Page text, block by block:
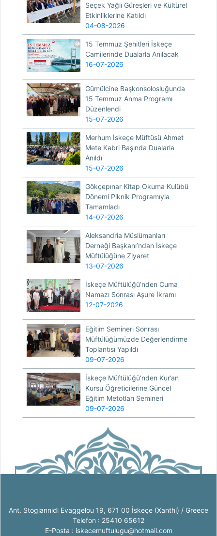
Seçek Yağlı Güreşleri ve Kültürel
Etkinliklerine Katıldı
04-08-2026
15 Temmuz Şehitleri İskeçe
Camilerinde Dualarla Anılacak
16-07-2026
Gümülcine Başkonsolosluğunda
15 Temmuz Anma Programı
Düzenlendi
15-07-2026
Merhum İskeçe Müftüsü Ahmet
Mete Kabri Başında Dualarla
Anıldı
15-07-2026
Gökçepınar Kitap Okuma Kulübü
Dönemi Piknik Programıyla
Tamamladı
14-07-2026
Aleksandria Müslümanları
Derneği Başkanı’ndan İskeçe
Müftülüğüne Ziyaret
13-07-2026
İskeçe Müftülüğü’nden Cuma
Namazı Sonrası Aşure İkramı
12-07-2026
Eğitim Semineri Sonrası
Müftülüğümüzde Değerlendirme
Toplantısı Yapıldı
09-07-2026
İskeçe Müftülüğü’nden Kur’an
Kursu Öğreticilerine Güncel
Eğitim Metotları Semineri
09-07-2026
Ant. Stogiannidi Evaggelou 19, 671 00 İskeçe (Xanthi) / Greece
Telefon : 25410 65612
E-Posta : iskecemuftulugu@hotmail.com